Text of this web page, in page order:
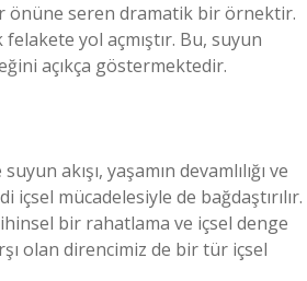
önüne seren dramatik bir örnektir.
yol açmıştır. Bu, suyun
açıkça göstermektedir.
akışı, yaşamın devamlılığı ve
mücadelesiyle de bağdaştırılır.
bir rahatlama ve içsel denge
olan direncimiz de bir tür içsel